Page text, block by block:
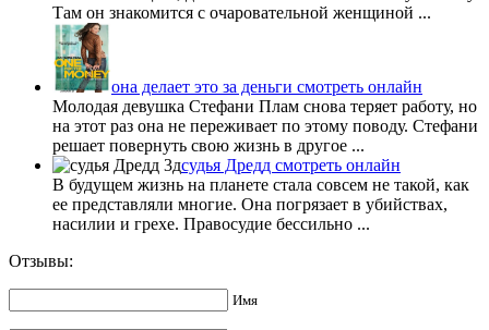
Там он знакомится с очаровательной женщиной ...
она делает это за деньги смотреть онлайн
Молодая девушка Стефани Плам снова теряет работу, но
на этот раз она не переживает по этому поводу. Стефани
решает повернуть свою жизнь в другое ...
судья Дредд смотреть онлайн
В будущем жизнь на планете стала совсем не такой, как
ее представляли многие. Она погрязает в убийствах,
насилии и грехе. Правосудие бессильно ...
Отзывы:
Имя